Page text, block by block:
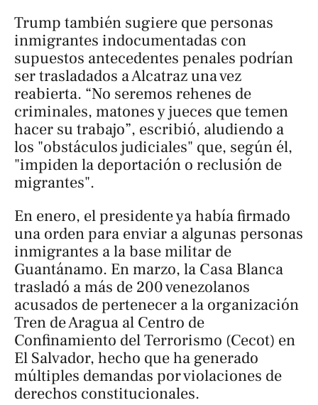
Trump también sugiere que personas
inmigrantes indocumentadas con
supuestos antecedentes penales podrían
ser trasladados a Alcatraz una vez
reabierta. “No seremos rehenes de
criminales, matones y jueces que temen
hacer su trabajo”, escribió, aludiendo a
los "obstáculos judiciales" que, según él,
"impiden la deportación o reclusión de
migrantes".
En enero, el presidente ya había firmado
una orden para enviar a algunas personas
inmigrantes a la base militar de
Guantánamo. En marzo, la Casa Blanca
trasladó a más de 200 venezolanos
acusados de pertenecer a la organización
Tren de Aragua al Centro de
Confinamiento del Terrorismo (Cecot) en
El Salvador, hecho que ha generado
múltiples demandas por violaciones de
derechos constitucionales.